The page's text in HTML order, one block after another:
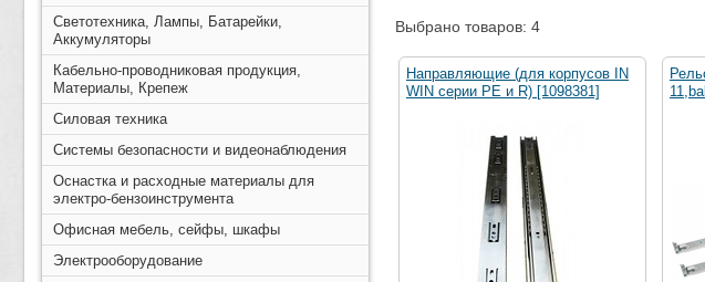
Светотехника, Лампы, Батарейки,
Аккумуляторы
Кабельно-проводниковая продукция,
Материалы, Крепеж
Силовая техника
Системы безопасности и видеонаблюдения
Оснастка и расходные материалы для
электро-бензоинструмента
Офисная мебель, сейфы, шкафы
Электрооборудование
Выбрано товаров: 4
Направляющие (для корпусов IN
WIN серии PE и R) [1098381]